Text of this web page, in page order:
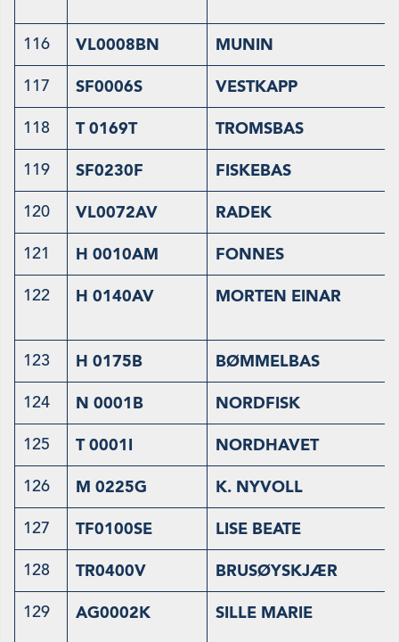
116 VL0008BN MUNIN
117 SF0006S VESTKAPP
118 T 0169T TROMSBAS
119 SF0230F FISKEBAS
120 VL0072AV RADEK
121 H 0010AM FONNES
122 H 0140AV MORTEN EINAR
123 H 0175B BØMMELBAS
124 N 0001B NORDFISK
125 T 0001I NORDHAVET
126 M 0225G K. NYVOLL
127 TF0100SE LISE BEATE
128 TR0400V BRUSØYSKJÆR
129 AG0002K SILLE MARIE